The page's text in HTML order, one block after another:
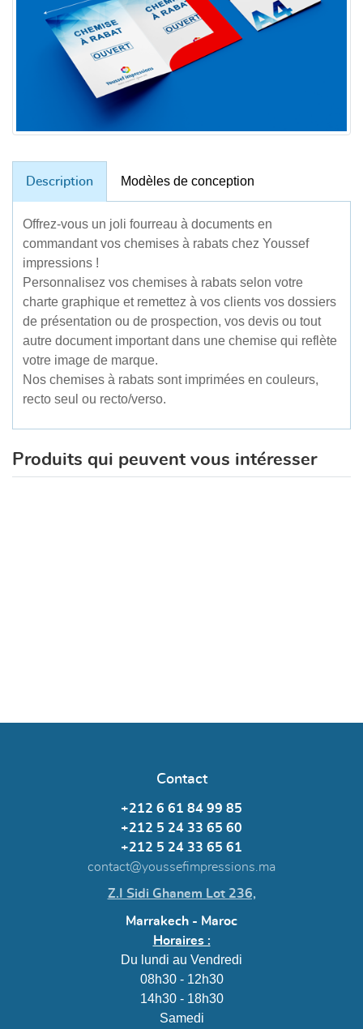
Description Modèles de conception
Offrez-vous un joli fourreau à documents en
commandant vos chemises à rabats chez Youssef
impressions !
Personnalisez vos chemises à rabats selon votre
charte graphique et remettez à vos clients vos dossiers
de présentation ou de prospection, vos devis ou tout
autre document important dans une chemise qui reflète
votre image de marque.
Nos chemises à rabats sont imprimées en couleurs,
recto seul ou recto/verso.
Produits qui peuvent vous intéresser
Contact
+212 6 61 84 99 85
+212 5 24 33 65 60
+212 5 24 33 65 61
contact@youssefimpressions.ma
Z.I Sidi Ghanem Lot 236,
Marrakech - Maroc
Horaires :
Du lundi au Vendredi
08h30 - 12h30
14h30 - 18h30
Samedi